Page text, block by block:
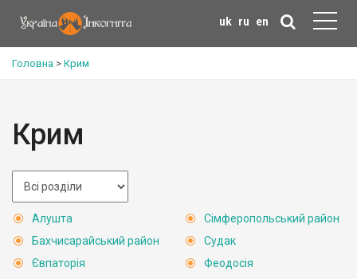
uk ru en
Головна > Крим
Крим
Алушта
Бахчисарайський район
Євпаторія
Сімферопольський район
Судак
Феодосія